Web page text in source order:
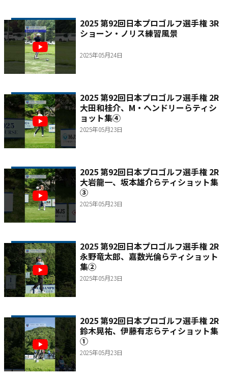
2025 第92回日本プロゴルフ選手権 3R
ショーン・ノリス練習風景
2025年05月24日
2025 第92回日本プロゴルフ選手権 2R
大田和桂介、M・ヘンドリーらティシ
ョット集④
2025年05月23日
2025 第92回日本プロゴルフ選手権 2R
大岩龍一、坂本雄介らティショット集
③
2025年05月23日
2025 第92回日本プロゴルフ選手権 2R
永野竜太郎、嘉数光倫らティショット
集②
2025年05月23日
2025 第92回日本プロゴルフ選手権 2R
鈴木晃祐、伊藤有志らティショット集
①
2025年05月23日